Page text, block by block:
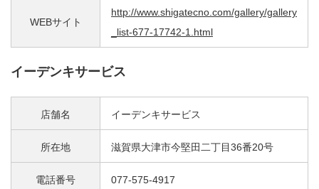
WEBサイト
http://www.shigatecno.com/gallery/gallery
_list-677-17742-1.html
イーデンキサービス
店舗名 イーデンキサービス
所在地 滋賀県大津市今堅田二丁目36番20号
電話番号 077-575-4917